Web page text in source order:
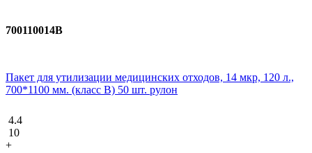
700110014В
Пакет для утилизации медицинских отходов, 14 мкр, 120 л.,
700*1100 мм. (класс В) 50 шт. рулон
4.4
10
+